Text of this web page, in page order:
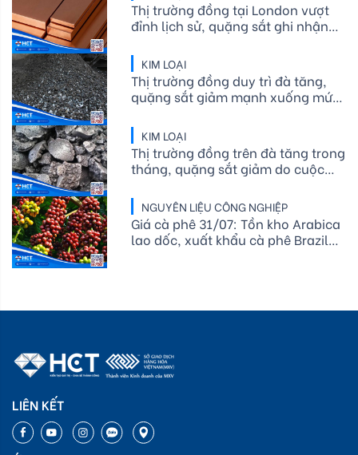
Thị trường đồng tại London vượt
đỉnh lịch sử, quặng sắt ghi nhận
chạm mức thấp nhất trong hơn
một năm
KIM LOẠI
Thị trường đồng duy trì đà tăng,
quặng sắt giảm mạnh xuống mức
KIM LOẠI
Thị trường đồng trên đà tăng trong
tháng, quặng sắt giảm do cuộc
hồiNGUYÊN LIỆU CÔNG NGHIỆP
Giá cà phê 31/07: Tồn kho Arabica
lao dốc, xuất khẩu cà phê Brazil
LIÊN KẾT